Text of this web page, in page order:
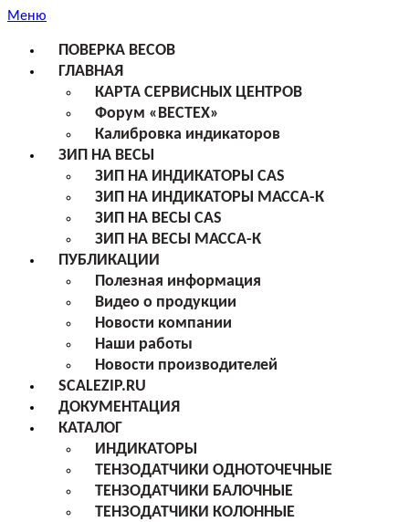
Меню
ПОВЕРКА ВЕСОВ
ГЛАВНАЯ
КАРТА СЕРВИСНЫХ ЦЕНТРОВ
Форум «ВЕСТЕХ»
Калибровка индикаторов
ЗИП НА ВЕСЫ
ЗИП НА ИНДИКАТОРЫ CAS
ЗИП НА ИНДИКАТОРЫ МАССА-К
ЗИП НА ВЕСЫ CAS
ЗИП НА ВЕСЫ МАССА-К
ПУБЛИКАЦИИ
Полезная информация
Видео о продукции
Новости компании
Наши работы
Новости производителей
SCALEZIP.RU
ДОКУМЕНТАЦИЯ
КАТАЛОГ
ИНДИКАТОРЫ
ТЕНЗОДАТЧИКИ ОДНОТОЧЕЧНЫЕ
ТЕНЗОДАТЧИКИ БАЛОЧНЫЕ
ТЕНЗОДАТЧИКИ КОЛОННЫЕ